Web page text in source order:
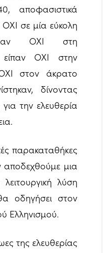
αποφασιστικά
ΟΧΙ σε μία εύκολη
ΟΧΙ στη
ΟΧΙ στην
στον άκρατο
δίνοντας
την ελευθερία
παρακαταθήκες
αποδεχθούμε μια
λύση
οδηγήσει στον
Ελληνισμού.
της ελευθερίας